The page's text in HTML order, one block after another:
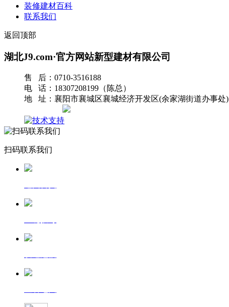
装修建材百科
联系我们
返回顶部
湖北J9.com·官方网站新型建材有限公司
售 后：0710-3516188
电 话：18307208199（陈总）
地 址：襄阳市襄城区襄城经济开发区(余家湖街道办事处)
扫码联系我们